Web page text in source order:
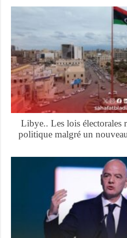
Libye.. Les lois
politique malgré un